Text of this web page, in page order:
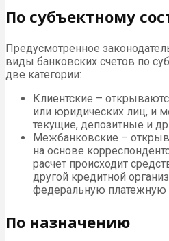
По субъектному
Предусмотренное
виды банковских счетов по
две категории:
Клиентские –
или юридических лиц, и
текущие, депозитные и др.
Межбанковские –
на основе
расчет происходит
другой кредитной
федеральную платежную
По назначению